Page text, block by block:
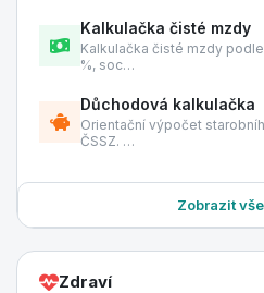
Kalkulačka čisté mzdy
Kalkulačka čisté mzdy
%, soc…
Důchodová kalkulačka
Orientační výpočet
ČSSZ. …
Zobrazit
Zdraví